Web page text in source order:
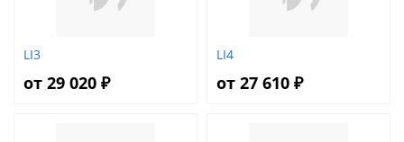
LI3
от 29 020 ₽
LI4
от 27 610 ₽